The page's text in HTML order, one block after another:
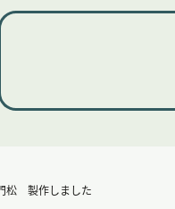
松 製作しました